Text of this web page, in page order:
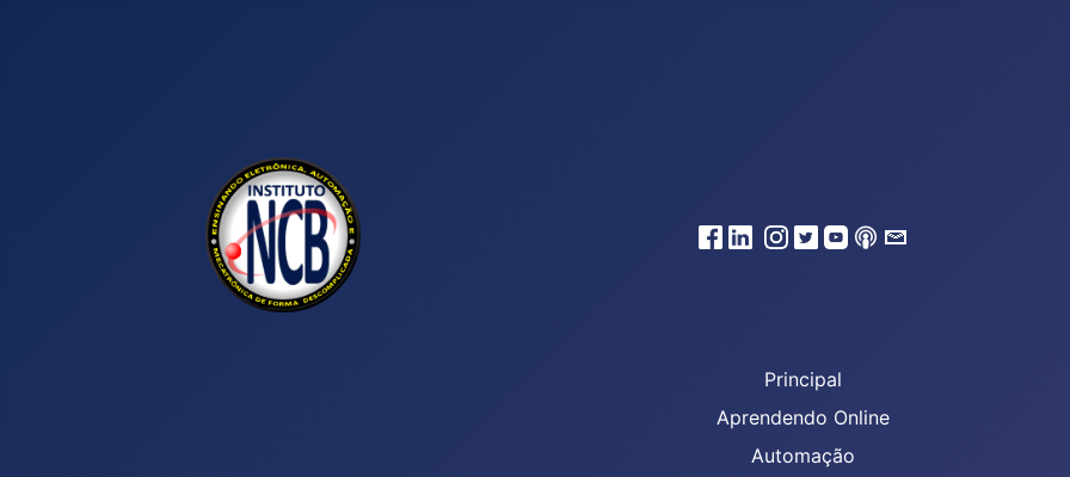
Principal
Aprendendo Online
Automação